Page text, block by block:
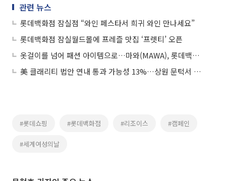
관련 뉴스
롯데백화점 잠실점 “와인 페스타서 희귀 와인 만나세요”
롯데백화점 잠실월드몰에 프레즐 맛집 ‘프렛티’ 오픈
옷걸이를 넘어 패션 아이템으로…마와(MAWA), 롯데백화점 잠실점에서 팝업스토어 진행
美 클래리티 법안 연내 통과 가능성 13%…상원 문턱서 제동
#롯데쇼핑 #롯데백화점 #리조이스 #캠페인
#세계여성의날